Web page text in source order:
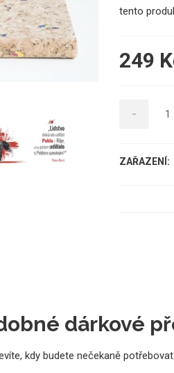
tento
249
-
ZAŘAZENÍ:
dárkové
kdy budete nečekaně